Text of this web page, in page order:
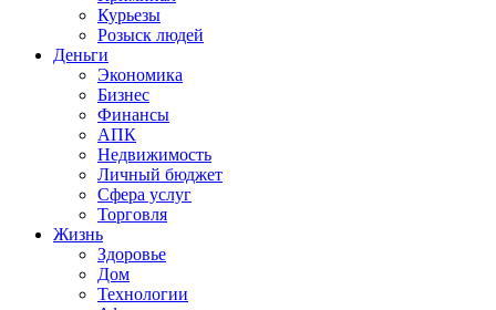
Курьезы
Розыск людей
Деньги
Экономика
Бизнес
Финансы
АПК
Недвижимость
Личный бюджет
Сфера услуг
Торговля
Жизнь
Здоровье
Дом
Технологии